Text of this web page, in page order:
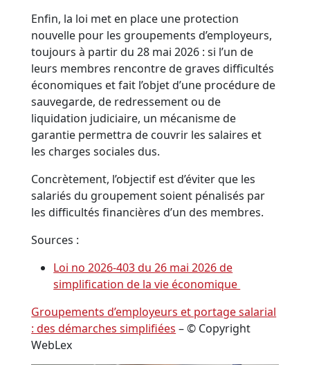
Enfin, la loi met en place une protection
nouvelle pour les groupements d’employeurs,
toujours à partir du 28 mai 2026 : si l’un de
leurs membres rencontre de graves difficultés
économiques et fait l’objet d’une procédure de
sauvegarde, de redressement ou de
liquidation judiciaire, un mécanisme de
garantie permettra de couvrir les salaires et
les charges sociales dus.
Concrètement, l’objectif est d’éviter que les
salariés du groupement soient pénalisés par
les difficultés financières d’un des membres.
Sources :
Loi no 2026-403 du 26 mai 2026 de
simplification de la vie économique
Groupements d’employeurs et portage salarial
: des démarches simplifiées – © Copyright
WebLex